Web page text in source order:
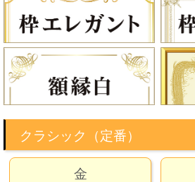
クラシック（定番）
金